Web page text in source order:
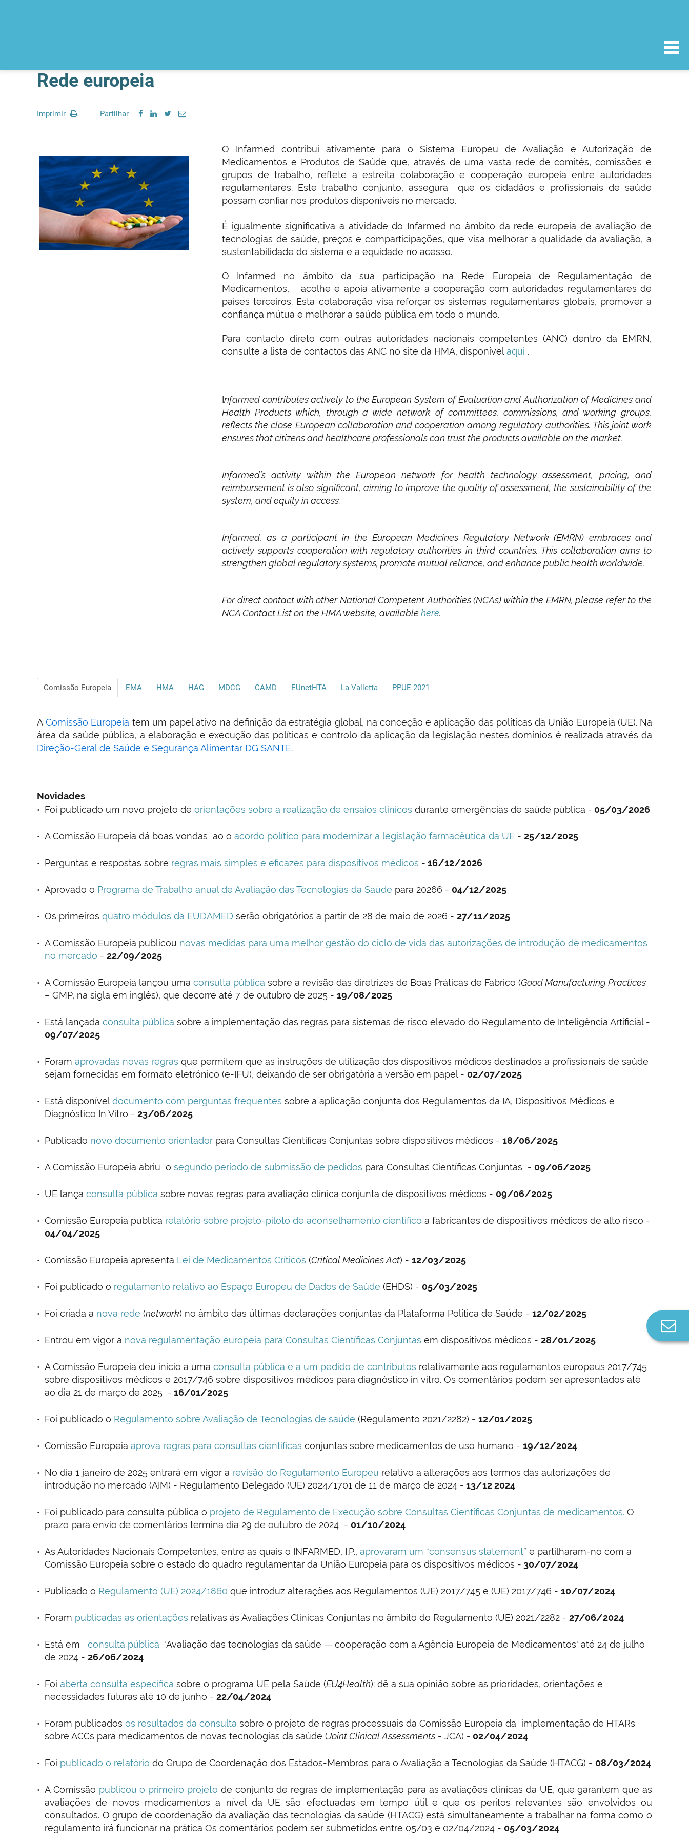
Rede europeia
Imprimir Partilhar
O Infarmed contribui ativamente para o Sistema Europeu de Avaliação e Autorização de
Medicamentos e Produtos de Saúde que, através de uma vasta rede de comités, comissões e
grupos de trabalho, reflete a estreita colaboração e cooperação europeia entre autoridades
regulamentares. Este trabalho conjunto, assegura que os cidadãos e profissionais de saúde
possam confiar nos produtos disponíveis no mercado.
É igualmente significativa a atividade do Infarmed no âmbito da rede europeia de avaliação de
tecnologias de saúde, preços e comparticipações, que visa melhorar a qualidade da avaliação, a
sustentabilidade do sistema e a equidade no acesso.
O Infarmed no âmbito da sua participação na Rede Europeia de Regulamentação de
Medicamentos, acolhe e apoia ativamente a cooperação com autoridades regulamentares de
países terceiros. Esta colaboração visa reforçar os sistemas regulamentares globais, promover a
confiança mútua e melhorar a saúde pública em todo o mundo.
Para contacto direto com outras autoridades nacionais competentes (ANC) dentro da EMRN,
consulte a lista de contactos das ANC no site da HMA, disponívelaqui .
Infarmed contributes actively to the European System of Evaluation and Authorization of Medicines and
Health Products which, through a wide network of committees, commissions, and working groups,
reflects the close European collaboration and cooperation among regulatory authorities. This joint work
ensures that citizens and healthcare professionals can trust the products available on the market.
Infarmed’s activity within the European network for health technology assessment, pricing, and
reimbursement is also significant, aiming to improve the quality of assessment, the sustainability of the
system, and equity in access.
Infarmed, as a participant in the European Medicines Regulatory Network (EMRN) embraces and
actively supports cooperation with regulatory authorities in third countries. This collaboration aims to
strengthen global regulatory systems, promote mutual reliance, and enhance public health worldwide.
For direct contact with other National Competent Authorities (NCAs) within the EMRN, please refer to the
NCA Contact List on the HMA website, available here.
Comissão Europeia EMA HMA HAG MDCG CAMD EUnetHTA La Valletta PPUE 2021
AComissão Europeia tem um papel ativo na definição da estratégia global, na conceção e aplicação das políticas da União Europeia (UE). Na
área da saúde pública, a elaboração e execução das políticas e controlo da aplicação da legislação nestes domínios é realizada através da
Direção-Geral de Saúde e Segurança Alimentar DG SANTE.
Novidades
Foi publicado um novo projeto de orientações sobre a realização de ensaios clínicos durante emergências de saúde pública - 05/03/2026
A Comissão Europeia dá boas vondas ao o acordo político para modernizar a legislação farmacêutica da UE - 25/12/2025
Perguntas e respostas sobre regras mais simples e eficazes para dispositivos médicos - 16/12/2026
Aprovado o Programa de Trabalho anual de Avaliação das Tecnologias da Saúde para 20266 - 04/12/2025
Os primeiros quatro módulos da EUDAMED serão obrigatórios a partir de 28 de maio de 2026 - 27/11/2025
A Comissão Europeia publicou novas medidas para uma melhor gestão do ciclo de vida das autorizações de introdução de medicamentos
no mercado - 22/09/2025
A Comissão Europeia lançou uma consulta pública sobre a revisão das diretrizes de Boas Práticas de Fabrico (Good Manufacturing Practices
– GMP, na sigla em inglês), que decorre até 7 de outubro de 2025 - 19/08/2025
Está lançada consulta pública sobre a implementação das regras para sistemas de risco elevado do Regulamento de Inteligência Artificial -
09/07/2025
Foram aprovadas novas regras que permitem que as instruções de utilização dos dispositivos médicos destinados a profissionais de saúde
sejam fornecidas em formato eletrónico (e-IFU), deixando de ser obrigatória a versão em papel - 02/07/2025
Está disponíveldocumento com perguntas frequentes sobre a aplicação conjunta dos Regulamentos da IA, Dispositivos Médicos e
Diagnóstico In Vitro - 23/06/2025
Publicado novo documento orientador para Consultas Científicas Conjuntas sobre dispositivos médicos - 18/06/2025
A Comissão Europeia abriu o segundo período de submissão de pedidos para Consultas Científicas Conjuntas - 09/06/2025
UE lança consulta pública sobre novas regras para avaliação clínica conjunta de dispositivos médicos - 09/06/2025
Comissão Europeia publica relatório sobre projeto-piloto de aconselhamento científico a fabricantes de dispositivos médicos de alto risco -
04/04/2025
Comissão Europeia apresenta Lei de Medicamentos Críticos (Critical Medicines Act) - 12/03/2025
Foi publicado o regulamento relativo ao Espaço Europeu de Dados de Saúde (EHDS) - 05/03/2025
Foi criada a nova rede (network) no âmbito das últimas declarações conjuntas da Plataforma Política de Saúde - 12/02/2025
Entrou em vigor a nova regulamentação europeia para Consultas Científicas Conjuntas em dispositivos médicos - 28/01/2025
A Comissão Europeia deu início a uma consulta pública e a um pedido de contributos relativamente aos regulamentos europeus 2017/745
sobre dispositivos médicos e 2017/746 sobre dispositivos médicos para diagnóstico in vitro. Os comentários podem ser apresentados até
ao dia 21 de março de 2025 - 16/01/2025
Foi publicado o Regulamento sobre Avaliação de Tecnologias de saúde (Regulamento 2021/2282) - 12/01/2025
Comissão Europeia aprova regras para consultas científicas conjuntas sobre medicamentos de uso humano - 19/12/2024
No dia 1 janeiro de 2025 entrará em vigor a revisão do Regulamento Europeu relativo a alterações aos termos das autorizações de
introdução no mercado (AIM) - Regulamento Delegado (UE) 2024/1701 de 11 de março de 2024 - 13/12 2024
Foi publicado para consulta pública o projeto de Regulamento de Execução sobre Consultas Científicas Conjuntas de medicamentos. O
prazo para envio de comentários termina dia 29 de outubro de 2024 - 01/10/2024
As Autoridades Nacionais Competentes, entre as quais o INFARMED, I.P., aprovaram um “consensus statement” e partilharam-no com a
Comissão Europeia sobre o estado do quadro regulamentar da União Europeia para os dispositivos médicos - 30/07/2024
Publicado o Regulamento (UE) 2024/1860 que introduz alterações aos Regulamentos (UE) 2017/745 e (UE) 2017/746 - 10/07/2024
Foram publicadas as orientações relativas às Avaliações Clínicas Conjuntas no âmbito do Regulamento (UE) 2021/2282 - 27/06/2024
Está em consulta pública "Avaliação das tecnologias da saúde — cooperação com a Agência Europeia de Medicamentos" até 24 de julho
de 2024 - 26/06/2024
Foi aberta consulta específica sobre o programa UE pela Saúde (EU4Health): dê a sua opinião sobre as prioridades, orientações e
necessidades futuras até 10 de junho - 22/04/2024
Foram publicados os resultados da consulta sobre o projeto de regras processuais da Comissão Europeia da implementação de HTARs
sobre ACCs para medicamentos de novas tecnologias da saúde (Joint Clinical Assessments - JCA) - 02/04/2024
Foi publicado o relatório do Grupo de Coordenação dos Estados-Membros para o Avaliação a Tecnologias da Saúde (HTACG) - 08/03/2024
A Comissão publicou o primeiro projeto de conjunto de regras de implementação para as avaliações clínicas da UE, que garantem que as
avaliações de novos medicamentos a nível da UE são efectuadas em tempo útil e que os peritos relevantes são envolvidos ou
consultados. O grupo de coordenação da avaliação das tecnologias da saúde (HTACG) está simultaneamente a trabalhar na forma como o
regulamento irá funcionar na prática Os comentários podem ser submetidos entre 05/03 e 02/04/2024 - 05/03/2024